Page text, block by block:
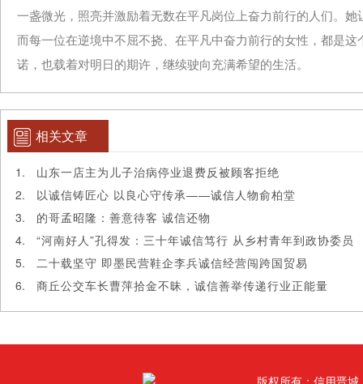
一盏微光，照亮并激励着无数在平凡岗位上奋力前行的人们。
而每一位在逆境中不屈不挠、在平凡中奋力前行的女性，都是
诺，也载着对明日的期许，继续驶向充满希望的生活。
相关文章
山东一店主为儿子治病停业退费反被顾客拒绝
以诚信铸匠心 以良心守传承——诚信人物俞柏堂
的哥孟昭隆：善意待客 诚信还物
“河南好人”孔得发：三十年诚信笃行 从乡村青年到政协委员
二十载坚守 即墨民营鞋企李兵诚信经营闯跨国贸易
商丘公交车长曹萍拾金不昧，诚信善举传递行业正能量
版权所有：信用晋